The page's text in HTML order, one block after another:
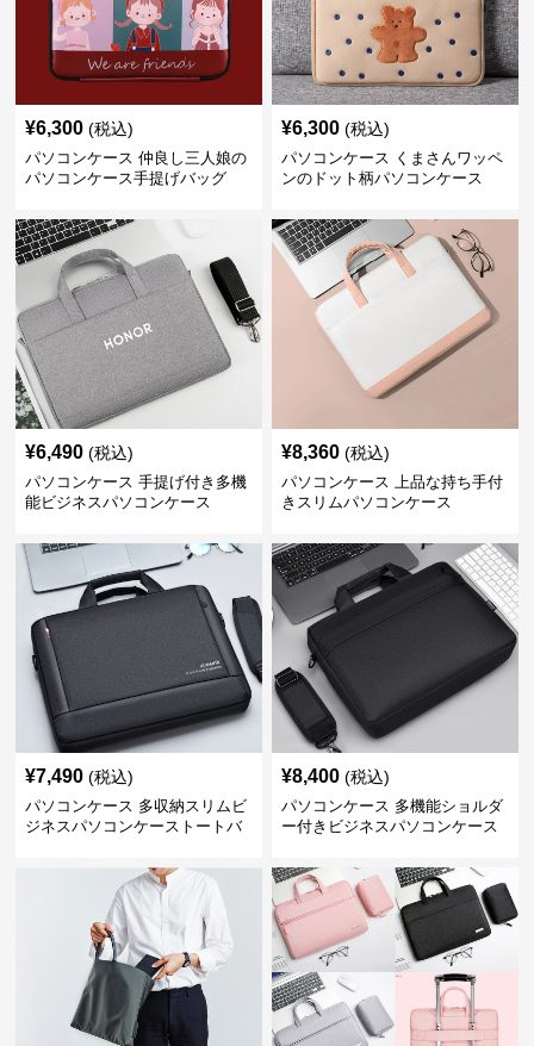
¥6,490 (税込)
パソコンケース 手提げ付き多機
能ビジネスパソコンケース
¥8,360 (税込)
パソコンケース 上品な持ち手付
きスリムパソコンケース
¥7,490 (税込)
パソコンケース 多収納スリムビ
ジネスパソコンケーストートバ
ッグ
¥8,400 (税込)
パソコンケース 多機能ショルダ
ー付きビジネスパソコンケース
(税込)
パソコンケース スリムトート型
おしゃれなパソコンケース
¥6,610 (税込)
パソコンケース 軽量大容量ビジ
ネス手提げパソコンケース